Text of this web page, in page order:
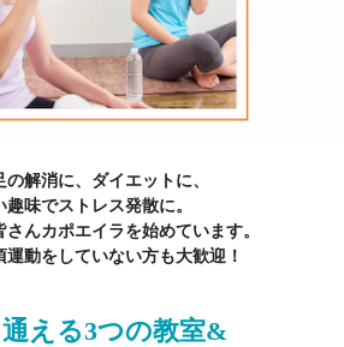
の解消に、ダイエットに、
趣味でストレス発散に。
んカポエイラを始めています。
運動をしていない方も大歓迎！
える3つの教室&